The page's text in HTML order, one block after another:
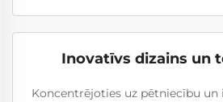
Inovatīvs dizains un
Koncentrējoties uz pētniecību un